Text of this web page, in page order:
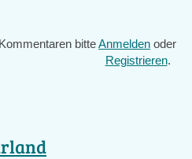
bitteAnmelden oder
Registrieren.